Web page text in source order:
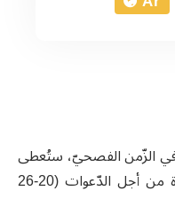
في الزّمن الفصحيّ، ستُعطى
لنا نعمة الاحتفال معاً بأسبوع الصّلاة من أجل الدّعوات (20-26